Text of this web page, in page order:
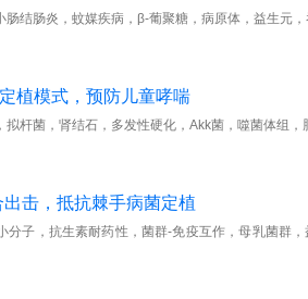
结肠炎，蚊媒疾病，β-葡聚糖，病原体，益生元，
植模式，预防儿童哮喘
杆菌，肾结石，多发性硬化，Akk菌，噬菌体组，
击，抵抗棘手病菌定植
分子，抗生素耐药性，菌群-免疫互作，母乳菌群